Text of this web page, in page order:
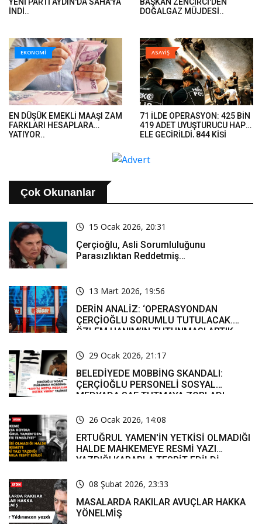
İNDİ..
DOĞALGAZ MÜJDESİ..
EKONOMİ
EN DÜŞÜK EMEKLİ MAAŞI ZAM
FARKLARI HESAPLARA
YATIYOR..
ASAYİŞ
71 İLDE OPERASYON: 425 BİN
419 ADET UYUŞTURUCU HAP
ELE GEÇİRİLDİ, 844 KİŞİ
Çok Okunanlar
15 Ocak 2026, 20:31
Çerçioğlu, Asli Sorumluluğunu
Parasızlıktan Reddetmiş…
13 Mart 2026, 19:56
DERİN ANALİZ: ‘OPERASYONDAN
ÇERÇİOĞLU SORUMLU TUTULACAK.
ÖZLEM HANIM’IN TUTUNMASI ARTIK
29 Ocak 2026, 21:17
BELEDİYEDE MOBBİNG SKANDALI:
ÇERÇİOĞLU PERSONELİ SOSYAL
MEDYADA SAF TUTMAYA ZORLADI
26 Ocak 2026, 14:08
ERTUĞRUL YAMEN'İN YETKİSİ OLMADIĞI
HALDE MAHKEMEYE RESMİ YAZI
YAZDIĞI KARARLA TESPİT EDİLDİ
08 Şubat 2026, 23:33
MASALARDA RAKILAR AVUÇLAR HAKKA
YÖNELMİŞ